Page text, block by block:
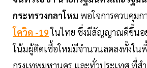
กระทรวงกลาโหม พอใจการควบคุมก
โควิด -19 ในไทย ซึ่งมีสัญญาณดีขึ้นอ
โน้มผู้ติดเชื้อใหม่มีจำนวนลดลงทั้งใน
กรุงเทพมหานคร และทั่วประเทศ ที่